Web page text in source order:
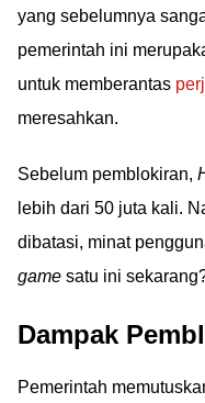
yang sebelumnya
pemerintah ini
untuk memberantas
meresahkan.
Sebelum pemblokiran,
lebih dari 50 juta kali.
dibatasi, minat
game satu ini
Dampak
Pemerintah